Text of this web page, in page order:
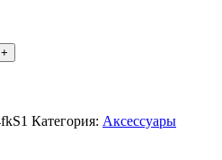
Категория: Аксессуары